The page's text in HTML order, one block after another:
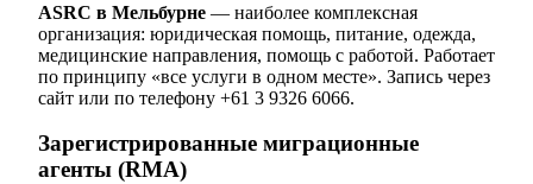
ASRC в Мельбурне — наиболее комплексная
организация: юридическая помощь, питание, одежда,
медицинские направления, помощь с работой. Работает
по принципу «все услуги в одном месте». Запись через
сайт или по телефону +61 3 9326 6066.
Зарегистрированные миграционные
агенты (RMA)